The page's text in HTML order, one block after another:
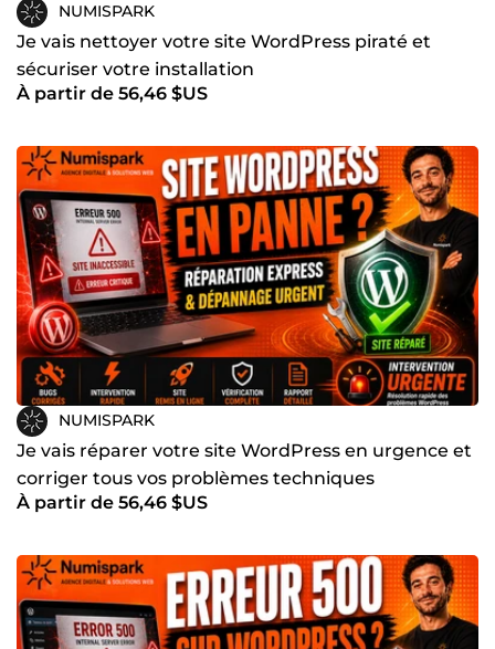
NUMISPARK
Je vais nettoyer votre site WordPress piraté et
sécuriser votre installation
À partir de 56,46 $US
NUMISPARK
Je vais réparer votre site WordPress en urgence et
corriger tous vos problèmes techniques
À partir de 56,46 $US